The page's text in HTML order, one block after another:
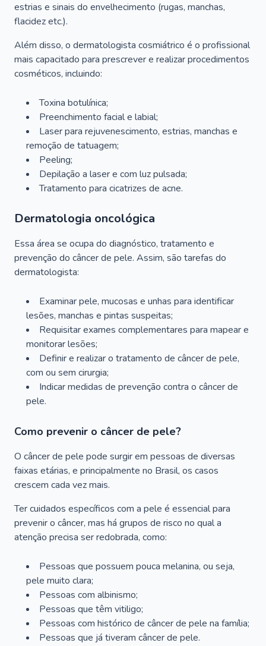
estrias e sinais do envelhecimento (rugas, manchas,
flacidez etc.).
Além disso, o dermatologista cosmiátrico é o profissional
mais capacitado para prescrever e realizar procedimentos
cosméticos, incluindo:
Toxina botulínica;
Preenchimento facial e labial;
Laser para rejuvenescimento, estrias, manchas e
remoção de tatuagem;
Peeling;
Depilação a laser e com luz pulsada;
Tratamento para cicatrizes de acne.
Dermatologia oncológica
Essa área se ocupa do diagnóstico, tratamento e
prevenção do câncer de pele. Assim, são tarefas do
dermatologista:
Examinar pele, mucosas e unhas para identificar
lesões, manchas e pintas suspeitas;
Requisitar exames complementares para mapear e
monitorar lesões;
Definir e realizar o tratamento de câncer de pele,
com ou sem cirurgia;
Indicar medidas de prevenção contra o câncer de
pele.
Como prevenir o câncer de pele?
O câncer de pele pode surgir em pessoas de diversas
faixas etárias, e principalmente no Brasil, os casos
crescem cada vez mais.
Ter cuidados específicos com a pele é essencial para
prevenir o câncer, mas há grupos de risco no qual a
atenção precisa ser redobrada, como:
Pessoas que possuem pouca melanina, ou seja,
pele muito clara;
Pessoas com albinismo;
Pessoas que têm vitiligo;
Pessoas com histórico de câncer de pele na família;
Pessoas que já tiveram câncer de pele.